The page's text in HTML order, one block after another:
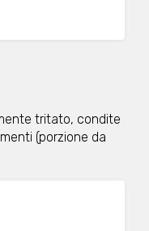
tritato, condite
(porzione da